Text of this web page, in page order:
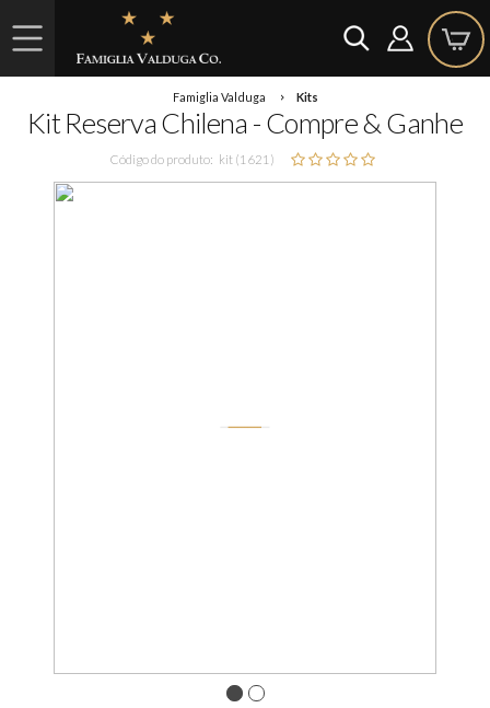
Famiglia Valduga Kits
Kit Reserva Chilena - Compre & Ganhe
Código do produto: kit (1621)
1 2